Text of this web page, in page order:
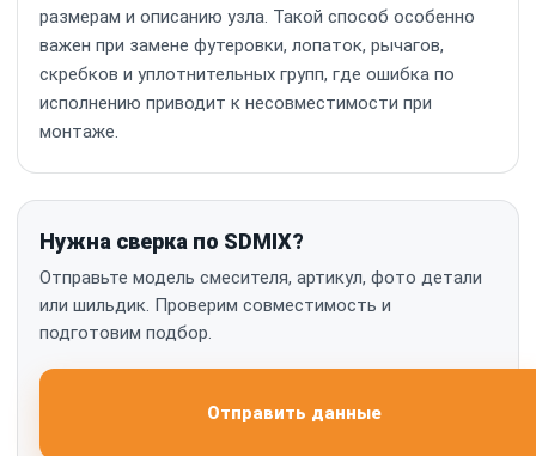
размерам и описанию узла. Такой способ особенно
важен при замене футеровки, лопаток, рычагов,
скребков и уплотнительных групп, где ошибка по
исполнению приводит к несовместимости при
монтаже.
Нужна сверка по SDMIX?
Отправьте модель смесителя, артикул, фото детали
или шильдик. Проверим совместимость и
подготовим подбор.
Отправить данные